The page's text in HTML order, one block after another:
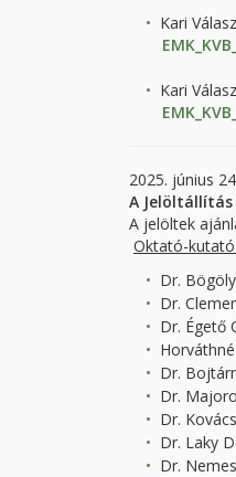
Kari
Kari
2025. június
A Jelöltállítás
A jelöltek
Oktató-
Dr.
Dr.
Dr. Égető
Dr.
Dr.
Dr.
Dr. Laky
Dr.